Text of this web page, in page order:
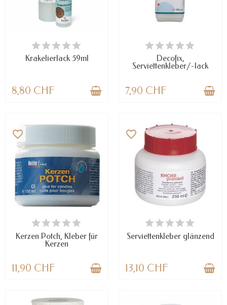
VERFÜGBAR
Krakelierlack 59ml
8,80 CHF
VERFÜGBAR
Decofix,
Serviettenkleber/-lack
7,90 CHF
VERFÜGBAR
favorite_border
Kerzen Potch, Kleber für
Kerzen
11,90 CHF
NUR NOCH WENIGE TEILE
VERFÜGBAR
favorite_border
Serviettenkleber glänzend
13,10 CHF